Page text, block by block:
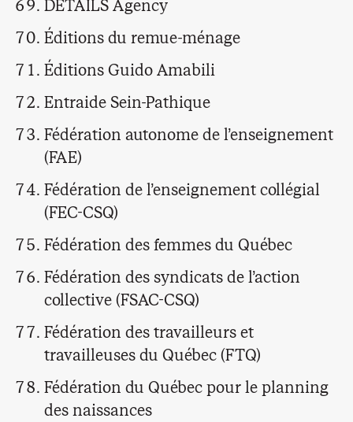
DETAILS Agency
Éditions du remue-ménage
Éditions Guido Amabili
Entraide Sein-Pathique
Fédération autonome de l’enseignement
(FAE)
Fédération de l’enseignement collégial
(FEC-CSQ)
Fédération des femmes du Québec
Fédération des syndicats de l’action
collective (FSAC-CSQ)
Fédération des travailleurs et
travailleuses du Québec (FTQ)
Fédération du Québec pour le planning
des naissances